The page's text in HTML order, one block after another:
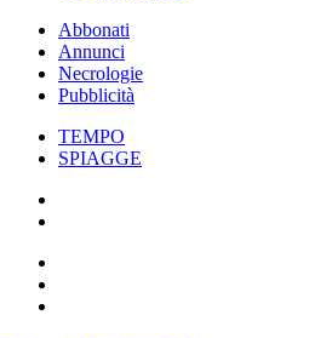
Abbonati
Annunci
Necrologie
Pubblicità
TEMPO
SPIAGGE